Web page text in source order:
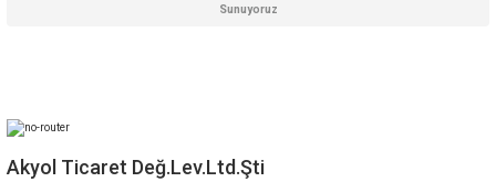
Sunuyoruz
Akyol Ticaret Değ.Lev.Ltd.Şti